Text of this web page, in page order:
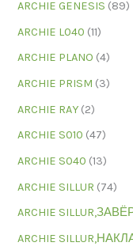
ARCHIE GENESIS (89)
ARCHIE L040 (11)
ARCHIE PLANO (4)
ARCHIE PRISM (3)
ARCHIE RAY (2)
ARCHIE S010 (47)
ARCHIE S040 (13)
ARCHIE SILLUR (74)
ARCHIE
ARCHIE